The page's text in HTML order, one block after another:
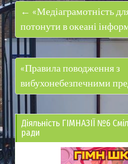
← «Медіаграмотність
потонути в океані
«Правила поводження з
вибухонебезпечними
Діяльність ГІМНАЗІЇ №6
ради